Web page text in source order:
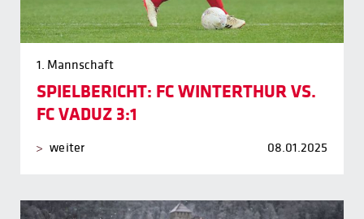
1. Mannschaft
SPIELBERICHT: FC WINTERTHUR VS.
FC VADUZ 3:1
weiter 08.01.2025